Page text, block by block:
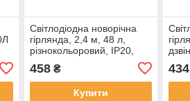
Світлодіодна новорічна
гірлянда, 2,4 м, 48 л,
різнокольоровий, IP20,
458₴
Купити
434